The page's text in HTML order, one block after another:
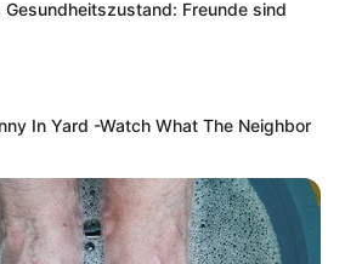
buchen
Gesundheitszustand: Freunde sind
In Yard -Watch What The Neighbor